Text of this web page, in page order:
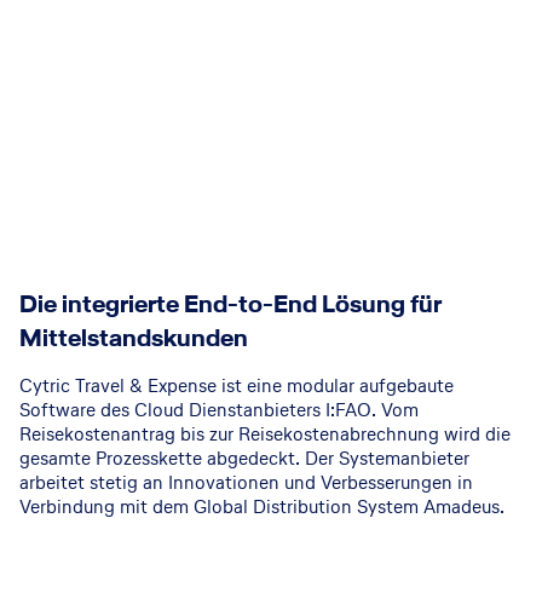
Die integrierte End-to-End Lösung für
Mittelstandskunden
Cytric Travel & Expense ist eine modular aufgebaute
Software des Cloud Dienstanbieters I:FAO. Vom
Reisekostenantrag bis zur Reisekostenabrechnung wird die
gesamte Prozesskette abgedeckt. Der Systemanbieter
arbeitet stetig an Innovationen und Verbesserungen in
Verbindung mit dem Global Distribution System Amadeus.